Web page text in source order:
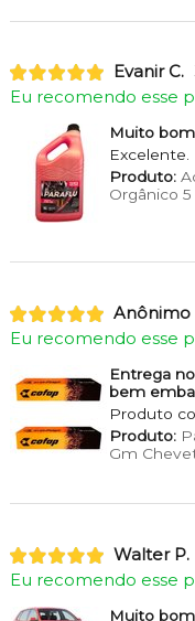
Evanir C.
Eu recomendo esse
Muito
Excelente.
Produto:
Orgânico
Anônimo
Eu recomendo esse
Entrega
bem
Produto
Produto:
Gm
Walter P.
Eu recomendo esse
Muito